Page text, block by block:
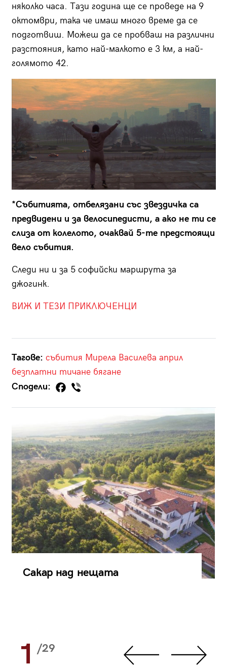
няколко часа. Тази година ще се проведе на 9
октомври, така че имаш много време да се
подготвиш. Можеш да се пробваш на различни
разстояния, като най-малкото е 3 км, а най-
голямото 42.
*Събитията, отбелязани със звездичка са
предвидени и за велосипедисти, а ако не ти се
слиза от колелото, очаквай 5-те предстоящи
вело събития.
Следи ни и за 5 софийски маршрута за
джогинк.
ВИЖ И ТЕЗИ ПРИКЛЮЧЕНЦИ
Тагове: събития Мирела Василева април
безплатни тичане бягане
Сподели:
Сакар над нещата
1 /29